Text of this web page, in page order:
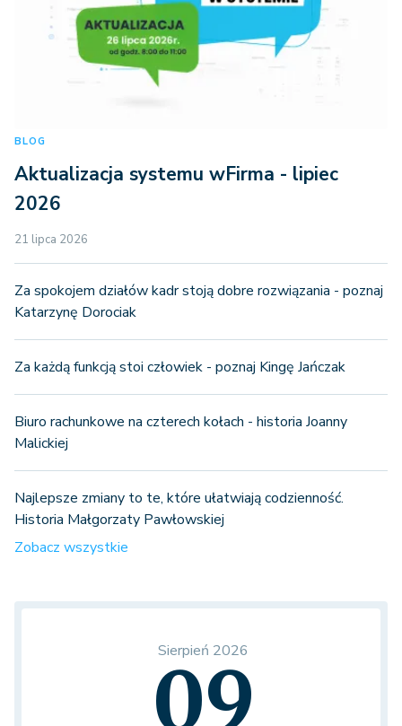
BLOG
Aktualizacja systemu wFirma - lipiec
2026
21 lipca 2026
Za spokojem działów kadr stoją dobre rozwiązania - poznaj
Katarzynę Dorociak
Za każdą funkcją stoi człowiek - poznaj Kingę Jańczak
Biuro rachunkowe na czterech kołach - historia Joanny
Malickiej
Najlepsze zmiany to te, które ułatwiają codzienność.
Historia Małgorzaty Pawłowskiej
Zobacz wszystkie
Sierpień 2026
09